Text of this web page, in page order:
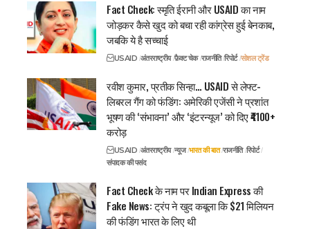
Fact Check: स्मृति ईरानी और USAID का नाम
जोड़कर कैसे खुद को बचा रही कांग्रेस हुई बेनकाब,
जबकि ये है सच्चाई
USAID अंतरराष्ट्रीय फ़ैक्ट चेक राजनीति रिपोर्ट सोशल ट्रेंड
रवीश कुमार, प्रतीक सिन्हा… USAID से लेफ्ट-
लिबरल गैंग को फंडिंग: अमेरिकी एजेंसी ने प्रशांत
भूषण की ‘संभावना’ और ‘इंटरन्यूज’ को दिए ₹4100+
करोड़
USAID अंतरराष्ट्रीय न्यूज भारत की बात राजनीति रिपोर्ट
संपादक की पसंद
Fact Check के नाम पर Indian Express की
Fake News: ट्रंप ने खुद कबूला कि $21 मिलियन
की फंडिंग भारत के लिए थी